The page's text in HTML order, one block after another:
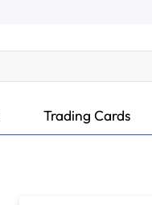
Trading Cards